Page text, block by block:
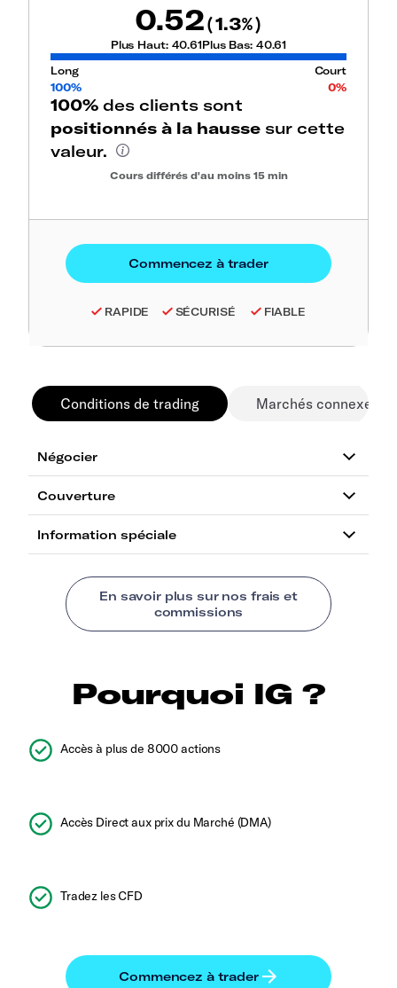
0.52(1.3%)
Plus Haut: 40.61Plus Bas: 40.61
Long
Court
100%
0%
100% des clients sont
positionnés à la hausse sur cette
valeur.
Cours différés d'au moins 15 min
RAPIDE SÉCURISÉ FIABLE
Conditions de trading Marchés connexes
Pourquoi IG ?
Accès à plus de 8000 actions
Accès Direct aux prix du Marché (DMA)
Tradez les CFD